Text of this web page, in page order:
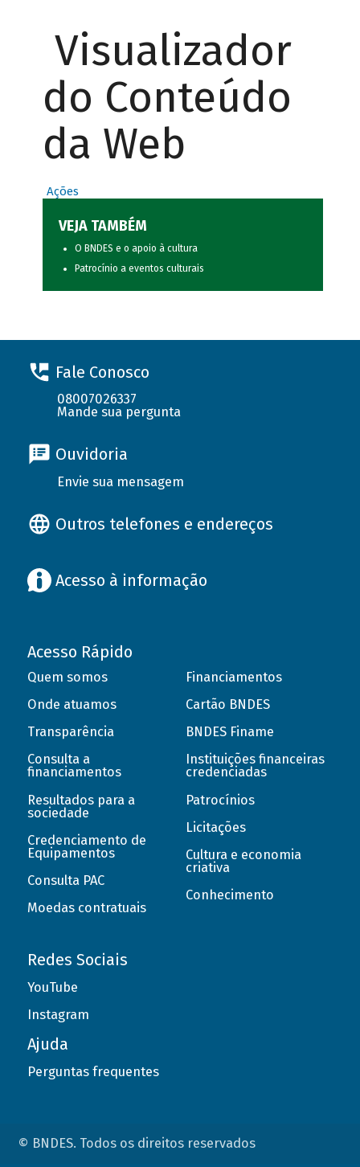
Visualizador
do Conteúdo
da Web
Ações
VEJA TAMBÉM
O BNDES e o apoio à cultura
Patrocínio a eventos culturais
Fale Conosco
08007026337
Mande sua pergunta
Ouvidoria
Envie sua mensagem
Outros telefones e endereços
Acesso à informação
Acesso Rápido
Quem somos
Onde atuamos
Transparência
Consulta a
financiamentos
Resultados para a
sociedade
Credenciamento de
Equipamentos
Consulta PAC
Moedas contratuais
Financiamentos
Cartão BNDES
BNDES Finame
Instituições financeiras
credenciadas
Patrocínios
Licitações
Cultura e economia
criativa
Conhecimento
Redes Sociais
YouTube
Instagram
Ajuda
Perguntas frequentes
© BNDES. Todos os direitos reservados